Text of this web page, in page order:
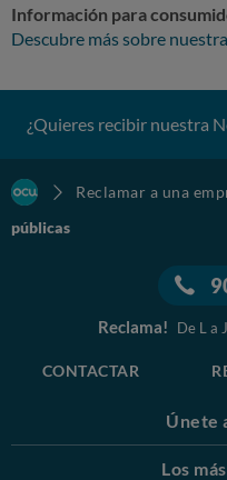
Información para
Descubre más sobre
¿Quieres recibir nuestra
Reclamar a una
públicas
Reclama! De L a
CONTACTAR
Únete
Los